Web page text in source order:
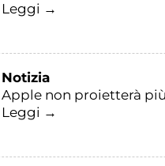
Leggi →
Notizia
Apple non proietterà
Leggi →